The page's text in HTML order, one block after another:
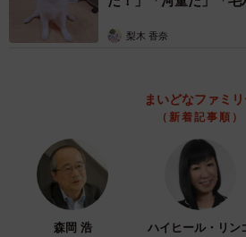
梨木 香奈
まいどなファミ
（新着記事順）
森岡 浩 ハイヒール・リン